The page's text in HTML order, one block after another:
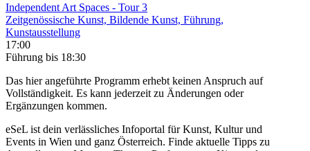
Independent Art Spaces - Tour 3
Zeitgenössische Kunst, Bildende Kunst, Führung,
Kunstausstellung
17:00
Führung bis 18:30
Das hier angeführte Programm erhebt keinen Anspruch auf
Vollständigkeit. Es kann jederzeit zu Änderungen oder
Ergänzungen kommen.
eSeL ist dein verlässliches Infoportal für Kunst, Kultur und
Events in Wien und ganz Österreich. Finde aktuelle Tipps zu